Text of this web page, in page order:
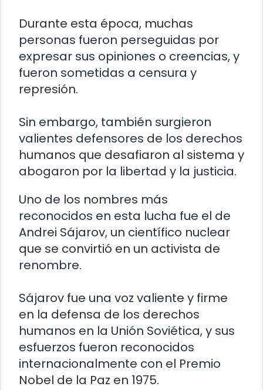
Durante esta época, muchas
personas fueron perseguidas por
expresar sus opiniones o creencias, y
fueron sometidas a censura y
represión.
Sin embargo, también surgieron
valientes defensores de los derechos
humanos que desafiaron al sistema y
abogaron por la libertad y la justicia.
Uno de los nombres más
reconocidos en esta lucha fue el de
Andrei Sájarov, un científico nuclear
que se convirtió en un activista de
renombre.
Sájarov fue una voz valiente y firme
en la defensa de los derechos
humanos en la Unión Soviética, y sus
esfuerzos fueron reconocidos
internacionalmente con el Premio
Nobel de la Paz en 1975.